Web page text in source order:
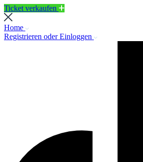
Ticket verkaufen
Home
Registrieren oder Einloggen